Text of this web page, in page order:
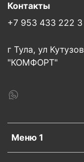
Меню 1
Контакты
+7 953 433 222 3
г Тула, ул
"КОМФОРТ"